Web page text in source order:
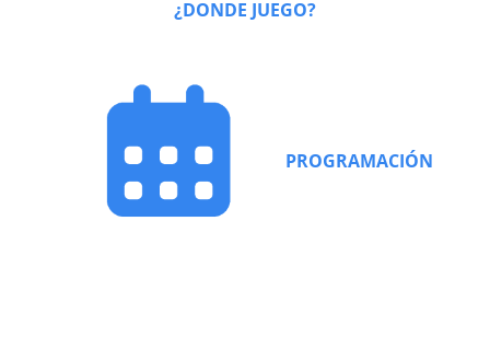
¿DONDE JUEGO?
PROGRAMACIÓN